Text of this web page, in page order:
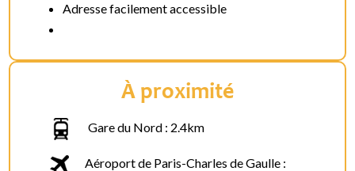
Adresse facilement accessible
À proximité
Gare du Nord : 2.4km
Aéroport de Paris-Charles de Gaulle :